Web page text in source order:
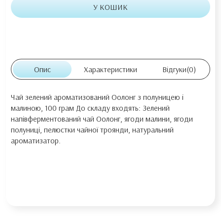
У КОШИК
Опис Характеристики Відгуки(0)
Чай зелений ароматизований Оолонг з полуницею і
малиною, 100 грам До складу входять: Зелений
напівферментований чай Оолонг, ягоди малини, ягоди
полуниці, пелюстки чайної троянди, натуральний
ароматизатор.